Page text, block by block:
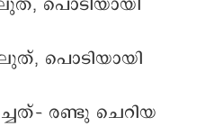
പൊടിയായി
രണ്ടു ചെറിയ